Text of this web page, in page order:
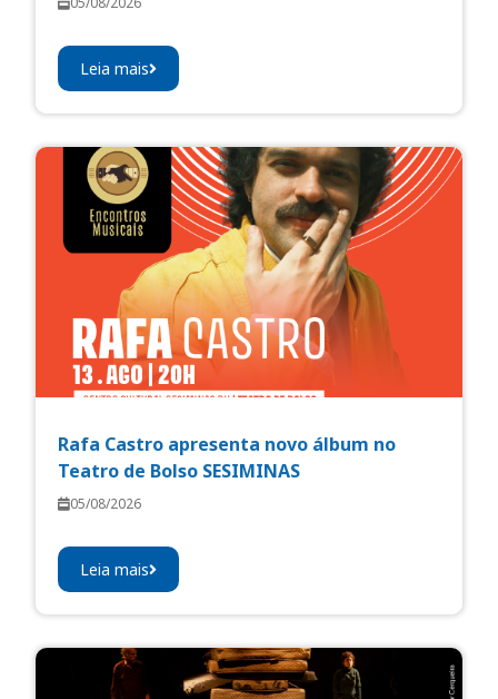
Leia mais
Rafa Castro apresenta novo álbum no
Teatro de Bolso SESIMINAS
05/08/2026
Leia mais